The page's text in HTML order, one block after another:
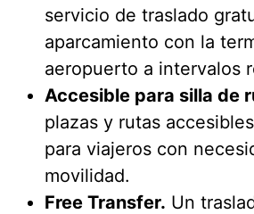
servicio de traslado
aparcamiento con la
aeropuerto a intervalos
Accesible para silla de
plazas y rutas
para viajeros con
movilidad.
Free Transfer. Un